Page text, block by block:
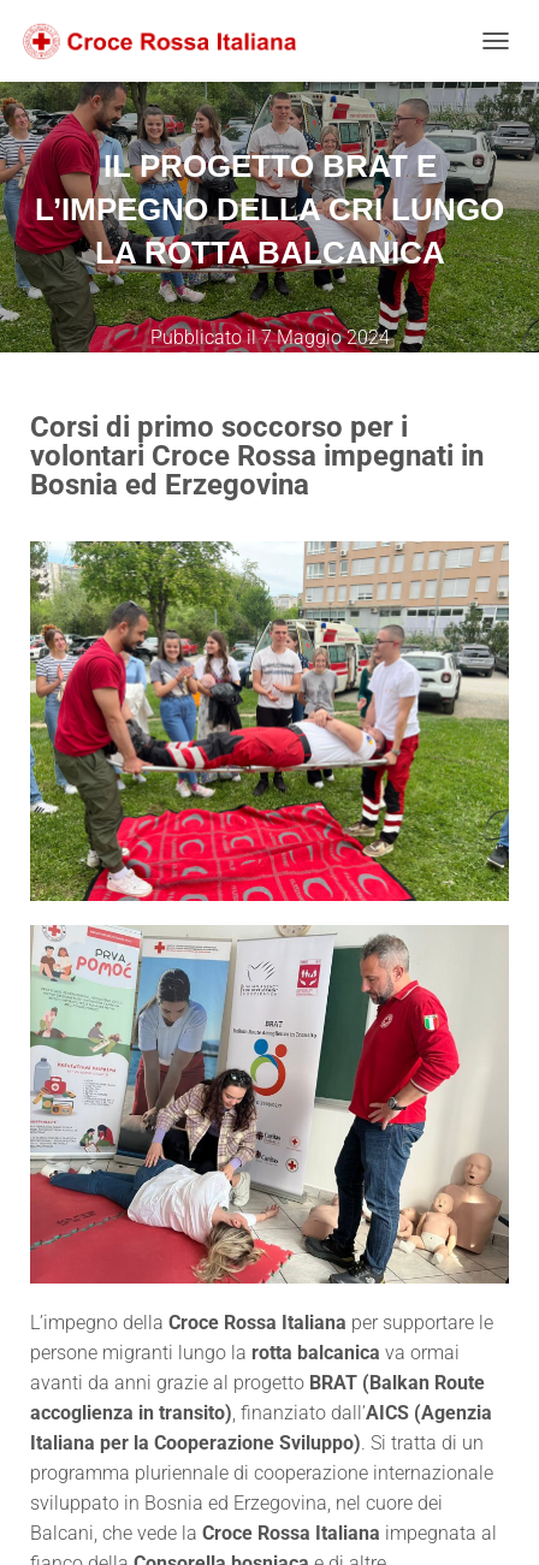
contenuto
alla
navigazione
footer
IL PROGETTO BRAT E
L’IMPEGNO DELLA CRI LUNGO
LA ROTTA BALCANICA
Pubblicato il7 Maggio 2024
Corsi di primo soccorso per i
volontari Croce Rossa impegnati in
Bosnia ed Erzegovina
L’impegno della Croce Rossa Italiana per supportare le
persone migranti lungo la rotta balcanica va ormai
avanti da anni grazie al progetto BRAT (Balkan Route
accoglienza in transito), finanziato dall’AICS (Agenzia
Italiana per la Cooperazione Sviluppo). Si tratta di un
programma pluriennale di cooperazione internazionale
sviluppato in Bosnia ed Erzegovina, nel cuore dei
Balcani, che vede la Croce Rossa Italiana impegnata al